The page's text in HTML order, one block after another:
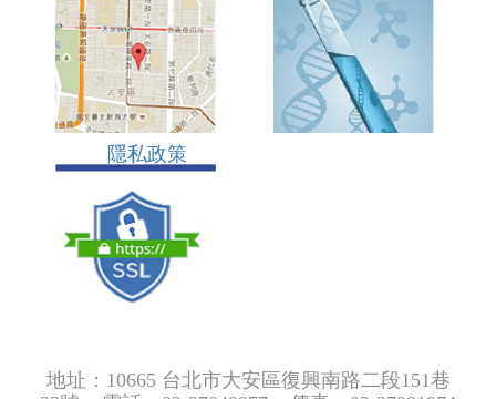
隱私政策
地址：10665 台北市大安區復興南路二段151巷